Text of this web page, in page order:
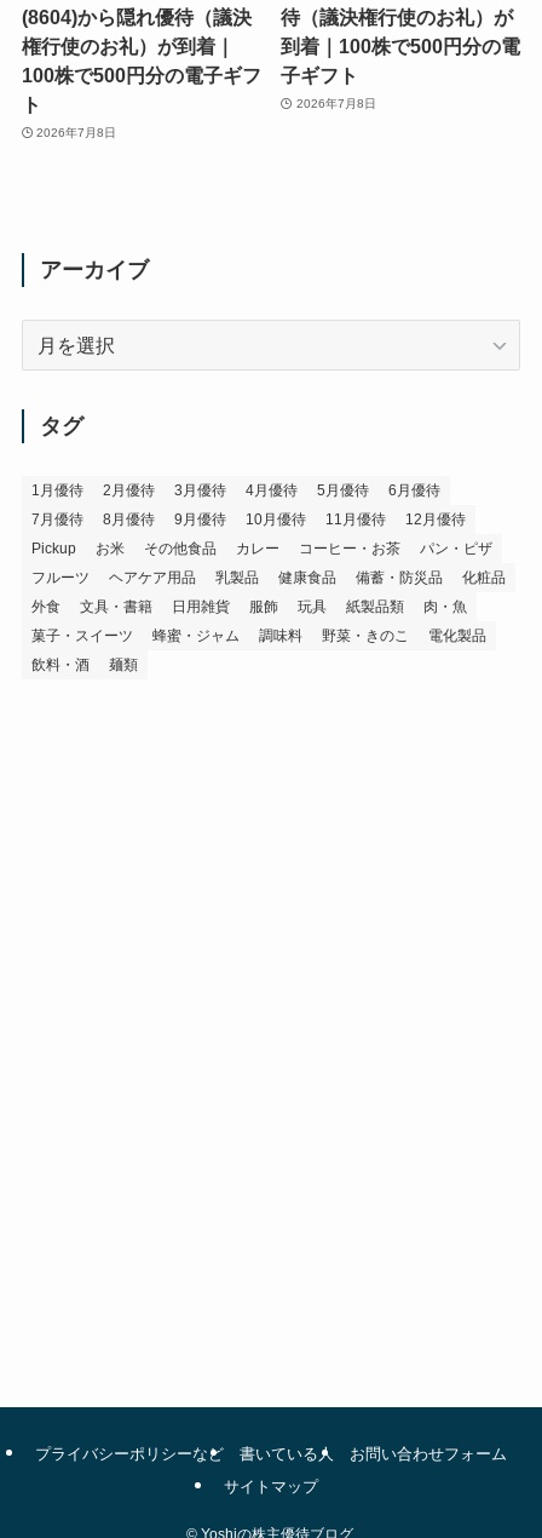
(8604)から隠れ優待（議決
権行使のお礼）が到着｜
100株で500円分の電子ギフ
ト
2026年7月8日
待（議決権行使のお礼）が
到着｜100株で500円分の電
子ギフト
2026年7月8日
アーカイブ
タグ
1月優待 2月優待 3月優待 4月優待 5月優待
6月優待
7月優待
8月優待 9月優待 10月優待 11月優待
12月優待
Pickup
お米 その他食品 カレー コーヒー・お茶
パン・ピザ
フルーツ
ヘアケア用品 乳製品 健康食品 備蓄・防災品
化粧品
外食
文具・書籍 日用雑貨 服飾 玩具 紙製品類
肉・魚
菓子・スイーツ
蜂蜜・ジャム 調味料 野菜・きのこ
電化製品
飲料・酒
麺類
プライバシーポリシーなど 書いている人
お問い合わせフォーム
サイトマップ
©Yoshiの株主優待ブログ.